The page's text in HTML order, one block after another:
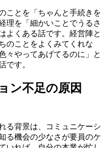
ことを「ちゃんと手続きを
理を「細かいことでうるさ
よくある話です。経営陣と
のことをよくみてくれな
々やってあげてるのに」と
です。
ン不足の原因
る背景は、コミュニケーシ
る機会の少なさが要員のケ